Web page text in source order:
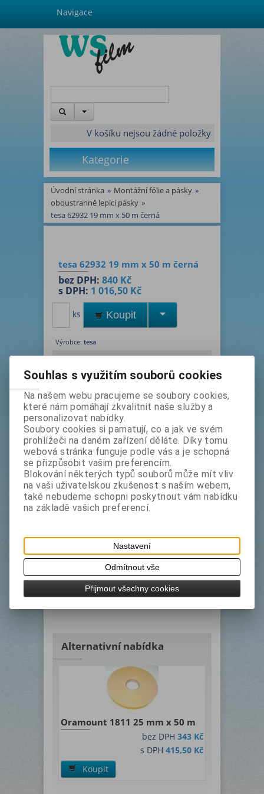
Navigace
V košíku nejsou žádné položky
Kategorie
Úvodní stránka » Montážní fólie a pásky »
oboustranně lepicí pásky »
tesa 62932 19 mm x 50 m černá
tesa 62932 19 mm x 50 m černá
bez DPH: 840 Kč
s DPH: 1 016,50 Kč
ks Koupit
Výrobce: tesa
Katalogové číslo:t62932
Termín dodání (dny):1
Oboustranně lepicí černá páska s
nosičem z PE pěnové hmoty,
jednostranně krytá žlutým ochranným
linerem.
Podrobný popis
jednostranně krytá pevným žlutým
ochranným linerem, tloušťka 0,8 mm,
lepidlo na obou stranách permanentní
akrylátové, UV odolné. Je vhodná pro
použití v exteriéru.
Alternativní nabídka
Oramount 1811 25 mm x 50 m
bez DPH 343 Kč
s DPH 415,50 Kč
Koupit
Souhlas s využitím souborů cookies
Na našem webu pracujeme se soubory cookies,
které nám pomáhají zkvalitnit naše služby a
personalizovat nabídky.
Soubory cookies si pamatují, co a jak ve svém
prohlížeči na daném zařízení děláte. Díky tomu
webová stránka funguje podle vás a je schopná
se přizpůsobit vašim preferencím.
Blokování některých typů souborů může mít vliv
na vaši uživatelskou zkušenost s naším webem,
také nebudeme schopni poskytnout vám nabídku
na základě vašich preferencí.
Nastavení
Odmítnout vše
Přijmout všechny cookies